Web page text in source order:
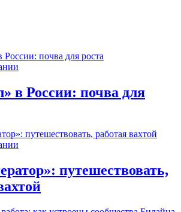
в России: почва для
путешествовать,